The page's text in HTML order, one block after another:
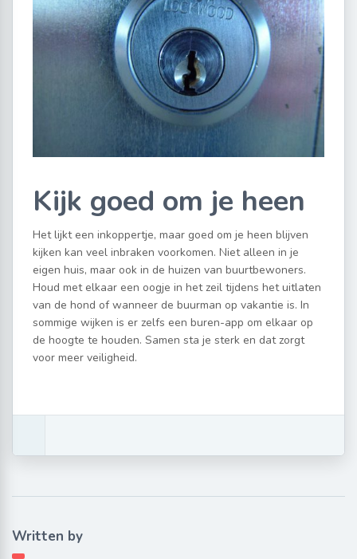
Kijk goed om je heen
Het lijkt een inkoppertje, maar goed om je heen blijven
kijken kan veel inbraken voorkomen. Niet alleen in je
eigen huis, maar ook in de huizen van buurtbewoners.
Houd met elkaar een oogje in het zeil tijdens het uitlaten
van de hond of wanneer de buurman op vakantie is. In
sommige wijken is er zelfs een buren-app om elkaar op
de hoogte te houden. Samen sta je sterk en dat zorgt
voor meer veiligheid.
Written by